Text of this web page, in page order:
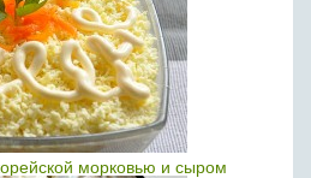
морковью и сыром